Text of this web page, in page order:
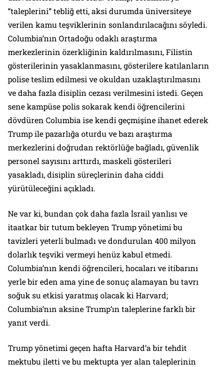
“taleplerini” tebliğ etti, aksi durumda üniversiteye
verilen kamu teşviklerinin sonlandırılacağını söyledi.
Columbia’nın Ortadoğu odaklı araştırma
merkezlerinin özerkliğinin kaldırılmasını, Filistin
gösterilerinin yasaklanmasını, gösterilere katılanların
polise teslim edilmesi ve okuldan uzaklaştırılmasını
ve daha fazla disiplin cezası verilmesini istedi. Geçen
sene kampüse polis sokarak kendi öğrencilerini
dövdüren Columbia ise kendi geçmişine ihanet ederek
Trump ile pazarlığa oturdu ve bazı araştırma
merkezlerini doğrudan rektörlüğe bağladı, güvenlik
personel sayısını arttırdı, maskeli gösterileri
yasakladı, disiplin süreçlerinin daha ciddi
yürütüleceğini açıkladı.
Ne var ki, bundan çok daha fazla İsrail yanlısı ve
itaatkar bir tutum bekleyen Trump yönetimi bu
tavizleri yeterli bulmadı ve dondurulan 400 milyon
dolarlık teşviki vermeyi henüz kabul etmedi.
Columbia’nın kendi öğrencileri, hocaları ve itibarını
yerle bir eden ama yine de sonuç alamayan bu tavrı
soğuk su etkisi yaratmış olacak ki Harvard;
Columbia’nın aksine Trump’ın taleplerine farklı bir
yanıt verdi.
Trump yönetimi geçen hafta Harvard’a bir tehdit
mektubu iletti ve bu mektupta yer alan taleplerinin